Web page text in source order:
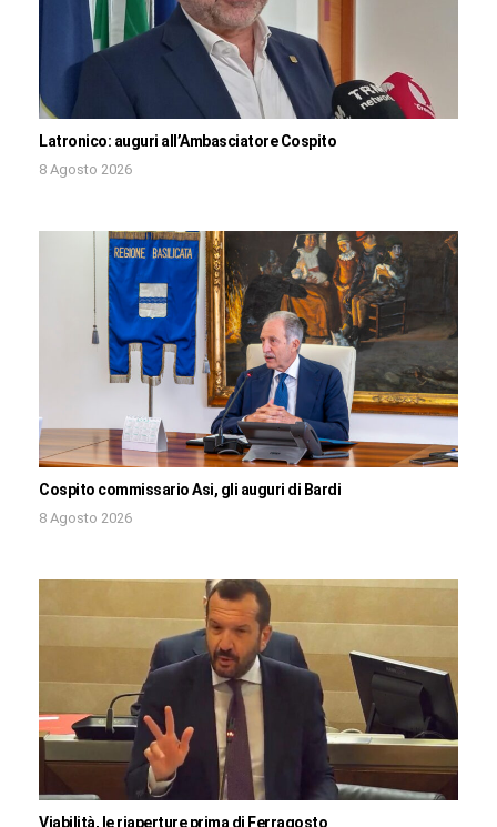
Latronico: auguri all’Ambasciatore Cospito
8 Agosto 2026
Cospito commissario Asi, gli auguri di Bardi
8 Agosto 2026
Viabilità, le riaperture prima di Ferragosto